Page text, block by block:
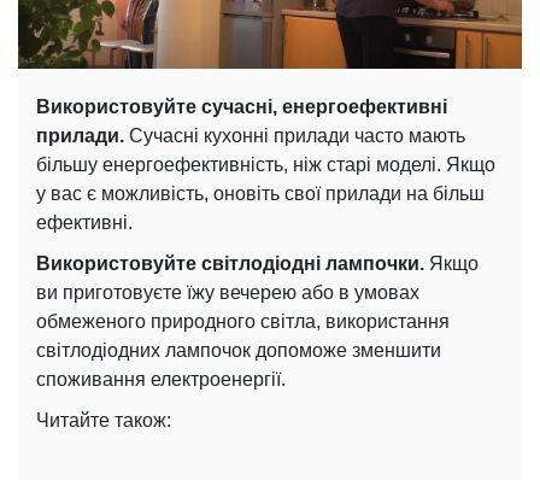
Використовуйте сучасні, енергоефективні
прилади. Сучасні кухонні прилади часто мають
більшу енергоефективність, ніж старі моделі. Якщо
у вас є можливість, оновіть свої прилади на більш
ефективні.
Використовуйте світлодіодні лампочки. Якщо
ви приготовуєте їжу вечерею або в умовах
обмеженого природного світла, використання
світлодіодних лампочок допоможе зменшити
споживання електроенергії.
Читайте також: